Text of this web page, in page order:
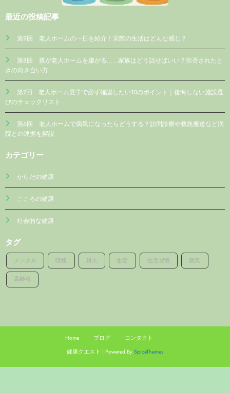
最近の投稿記事
第9回 老人ホームの一日を紹介！実際の生活はどんな感じ？
第8回 親が老人ホームを嫌がる……家族はどう話せばいい？拒否されたと
きの向き合い方
第7回 老人ホーム見学で必ず確認したい10のポイント｜後悔しない施設選
びのチェックリスト
第6回 老人ホームで病気になったらどうする？訪問診療や救急搬送など病
院との連携を解説
カテゴリー
からだの健康
こころの健康
社会的な健康
タグ
メンタル 喫煙 対人 生活 生活習慣 病気
高齢者
Home ブログ
コンタクト
健康クエスト | Powered By SpiceThemes